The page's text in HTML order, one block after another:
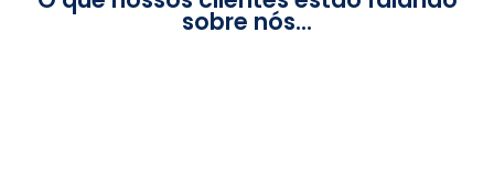
sobre nós...